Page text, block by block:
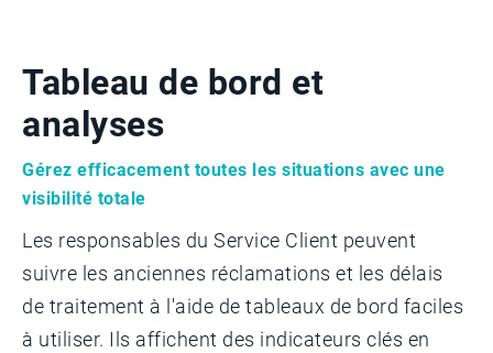
Tableau de bord et
analyses
Gérez efficacement toutes les situations avec une
visibilité totale
Les responsables du Service Client peuvent
suivre les anciennes réclamations et les délais
de traitement à l'aide de tableaux de bord faciles
à utiliser. Ils affichent des indicateurs clés en